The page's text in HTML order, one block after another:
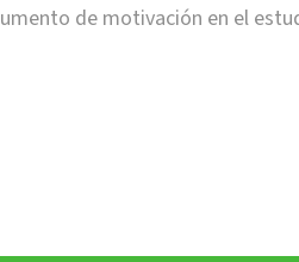
de motivación en el